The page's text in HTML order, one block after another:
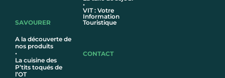
SAVOURER
A la découverte de
nos produits
•
La cuisine des
P’tits toqués de
l’OT
•
VIT : Votre
Information
Touristique
CONTACT